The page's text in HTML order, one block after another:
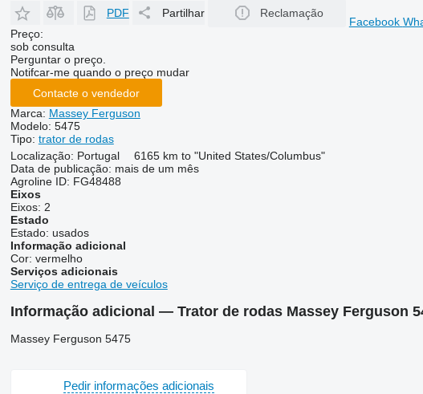
PDF
Partilhar Reclamação
Facebook
Preço:
sob consulta
Perguntar o preço.
Notifcar-me quando o preço mudar
Contacte o vendedor
Marca: Massey Ferguson
Modelo: 5475
Tipo: trator de rodas
Localização: Portugal
6165 km to "United States/Columbus"
Data de publicação: mais de um mês
Agroline ID: FG48488
Eixos
Eixos: 2
Estado
Estado: usados
Informação adicional
Cor: vermelho
Serviços adicionais
Serviço de entrega de veículos
Informação adicional — Trator de rodas Massey Ferguson
Massey Ferguson 5475
Pedir informações adicionais